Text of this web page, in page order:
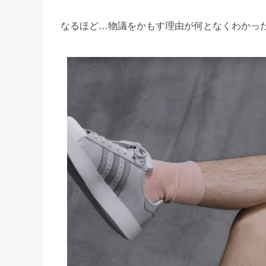
なるほど…物議をかもす理由が何となくわかっ